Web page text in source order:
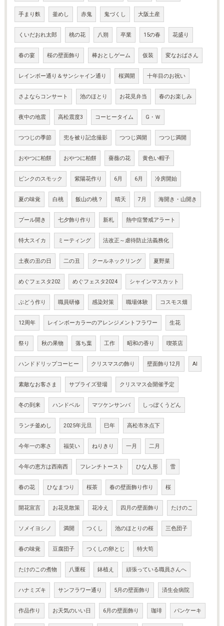
手まり麩 釜めし 赤鬼 鬼づくし 大阪土産
くいだおれ太郎 桃の花 八朔 卒業 15の春 花盛り
春の宴 桜の壁面飾り 棒おとしゲーム 仮装 変なおばさん
レインボー通り＆サンシャイン通り 桜満開 十年目のお祝い
さよならコンサート 池のほとり お花見弁当 春のお楽しみ
夜中の地震 高松震度3 コーヒータイム G・Ｗ
つつじの季節 兜を被り記念撮影 つつじ満開 つつじ満開
おやつに柏餅 おやつに柏餅 薔薇の花 黄色い帽子
ピンクのスモック 紫陽花作り 6月 6月 冷房開始
夏の味覚 白桃 飯山の桃？ 晴天 7月 海開き・山開き
プール開き 七夕飾り作り 新札 熱中症警戒アラート
特大スイカ ミーティング 法改正～虐待防止法義務化
土夜の丑の日 二の丑 クールネックリング 夏野菜
めぐフェスタ202 めぐフェスタ2024 シャインマスカット
ぶどう作り 職員研修 感染対策 職場体験 コスモス畑
12周年 レインボーカラーのアレンジメントフラワー 生花
祭り 秋の果物 落ち葉 工作 昭和の香り 喫茶店
ハンドドリップコーヒー クリスマスの飾り 壁面飾り12月 AI
素敵なお客さま サプライズ登場 クリスマス会開催予定
冬の到来 ハンドベル マツケンサンバ しっぽくうどん
ランチ釜めし 2025年元旦 巳年 高松市氷点下
今年一の寒さ 福笑い ねりきり 一月 二月
今年の恵方は西南西 フレンチトースト ひな人形 雪
春の花 ひなまつり 桜茶 春の壁面飾り作り 桜
開花宣言 お花見散策 花冷え 四月の壁面飾り たけのこ
ソメイヨシノ 満開 つくし 池のほとりの桜 三色団子
春の味覚 豆腐団子 つくしの卵とじ 特大筍
たけのこの煮物 八重桜 鉢植え 頑張っている職員さんへ
ハナミズキ サンフラワー通り 5月の壁面飾り 済生会病院
作品作り お天気のいい日 6月の壁面飾り 珈琲 パンケーキ